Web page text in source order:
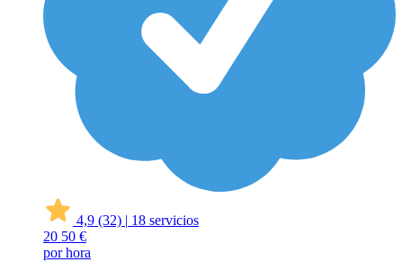
4,9 (32) | 18 servicios
20 50 €
por hora